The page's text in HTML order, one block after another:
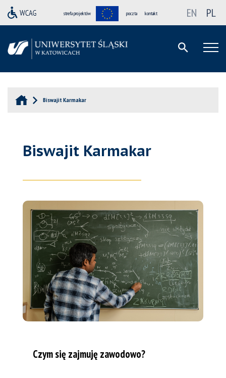
strefa projektów poczta kontakt EN PL
Biswajit Karmakar
Biswajit Karmakar
Czym się zajmuję zawodowo?